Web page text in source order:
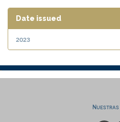
Date issued
2023
Nuestras